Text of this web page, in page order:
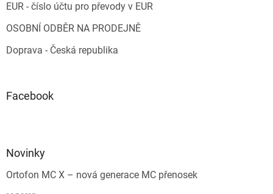
EUR - číslo účtu pro převody v EUR
OSOBNÍ ODBĚR NA PRODEJNĚ
Doprava - Česká republika
Facebook
Novinky
Ortofon MC X – nová generace MC přenosek